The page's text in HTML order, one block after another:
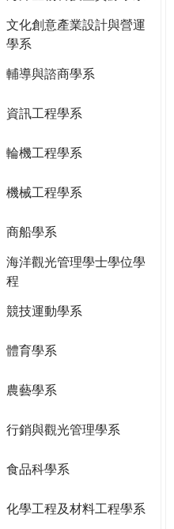
文化創意產業設計與營運
學系
輔導與諮商學系
資訊工程學系
輪機工程學系
機械工程學系
商船學系
海洋觀光管理學士學位學
程
競技運動學系
體育學系
農藝學系
行銷與觀光管理學系
食品科學系
化學工程及材料工程學系